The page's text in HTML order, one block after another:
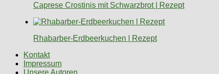
Caprese Crostinis mit Schwarzbrot | Rezept
Rhabarber-Erdbeerkuchen | Rezept
Kontakt
Impressum
Unsere Autoren